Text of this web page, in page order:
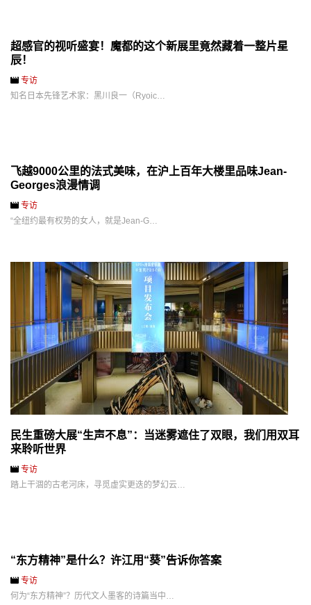
超感官的视听盛宴！魔都的这个新展里竟然藏着一整片星
辰！
专访
知名日本先锋艺术家：黑川良一（Ryoic…
飞越9000公里的法式美味，在沪上百年大楼里品味Jean-
Georges浪漫情调
专访
“全纽约最有权势的女人，就是Jean-G…
民生重磅大展“生声不息”：当迷雾遮住了双眼，我们用双耳
来聆听世界
专访
踏上干涸的古老河床，寻觅虚实更迭的梦幻云…
“东方精神”是什么？许江用“葵”告诉你答案
专访
何为“东方精神”？历代文人墨客的诗篇当中…